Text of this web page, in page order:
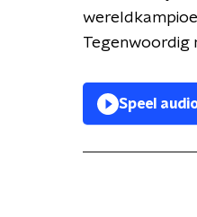
Tegenwoordig
Speel